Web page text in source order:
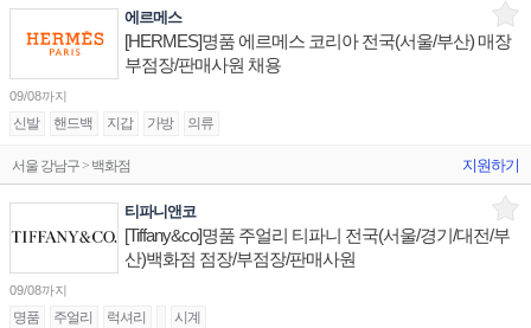
에르메스
[HERMES]명품 에르메스 코리아 전국(서울/부산) 매장
부점장/판매사원 채용
09/08까지
신발 핸드백 지갑 가방 의류
서울 강남구 > 백화점 지원하기
티파니앤코
[Tiffany&co]명품 주얼리 티파니 전국(서울/경기/대전/부
산)백화점 점장/부점장/판매사원
09/08까지
명품 주얼리 럭셔리 시계